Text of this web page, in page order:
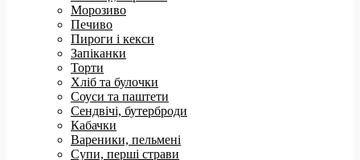
Морозиво
Печиво
Пироги і кекси
Запіканки
Торти
Хліб та булочки
Соуси та паштети
Сендвічі, бутерброди
Кабачки
Вареники, пельмені
Супи, перші страви